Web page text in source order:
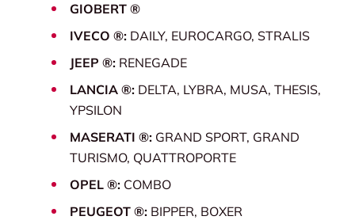
GIOBERT ®
IVECO ®: DAILY, EUROCARGO, STRALIS
JEEP ®: RENEGADE
LANCIA ®: DELTA, LYBRA, MUSA, THESIS,
YPSILON
MASERATI ®: GRAND SPORT, GRAND
TURISMO, QUATTROPORTE
OPEL ®: COMBO
PEUGEOT ®: BIPPER, BOXER